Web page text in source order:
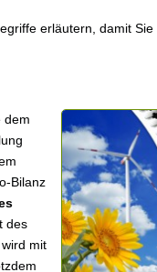
erläutern, damit
dem
Bilanz
des
mit